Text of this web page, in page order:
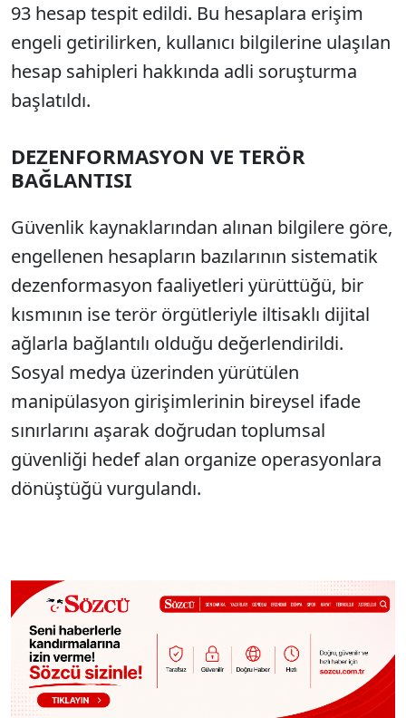
93 hesap tespit edildi. Bu hesaplara erişim
engeli getirilirken, kullanıcı bilgilerine ulaşılan
hesap sahipleri hakkında adli soruşturma
başlatıldı.
DEZENFORMASYON VE TERÖR
BAĞLANTISI
Güvenlik kaynaklarından alınan bilgilere göre,
engellenen hesapların bazılarının sistematik
dezenformasyon faaliyetleri yürüttüğü, bir
kısmının ise terör örgütleriyle iltisaklı dijital
ağlarla bağlantılı olduğu değerlendirildi.
Sosyal medya üzerinden yürütülen
manipülasyon girişimlerinin bireysel ifade
sınırlarını aşarak doğrudan toplumsal
güvenliği hedef alan organize operasyonlara
dönüştüğü vurgulandı.